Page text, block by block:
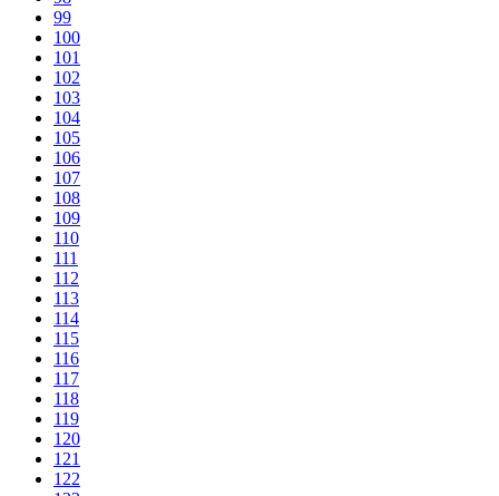
99
100
101
102
103
104
105
106
107
108
109
110
111
112
113
114
115
116
117
118
119
120
121
122